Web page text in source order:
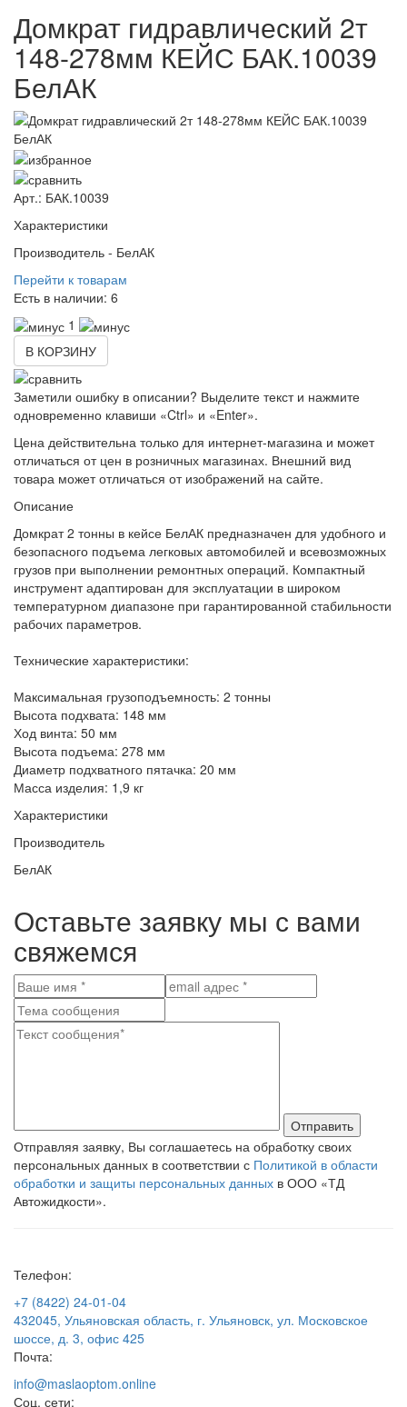
Домкрат гидравлический 2т
148-278мм КЕЙС БАК.10039
БелАК
Арт.: БАК.10039
Характеристики
Производитель - БелАК
Перейти к товарам
Есть в наличии: 6
1
В КОРЗИНУ
Заметили ошибку в описании? Выделите текст и нажмите
одновременно клавиши «Ctrl» и «Enter».
Цена действительна только для интернет-магазина и может
отличаться от цен в розничных магазинах. Внешний вид
товара может отличаться от изображений на сайте.
Описание
Домкрат 2 тонны в кейсе БелАК предназначен для удобного и
безопасного подъема легковых автомобилей и всевозможных
грузов при выполнении ремонтных операций. Компактный
инструмент адаптирован для эксплуатации в широком
температурном диапазоне при гарантированной стабильности
рабочих параметров.
Технические характеристики:
Максимальная грузоподъемность: 2 тонны
Высота подхвата: 148 мм
Ход винта: 50 мм
Высота подъема: 278 мм
Диаметр подхватного пятачка: 20 мм
Масса изделия: 1,9 кг
Характеристики
Производитель
БелАК
Оставьте заявку мы с вами
свяжемся
Отправить
Отправляя заявку, Вы соглашаетесь на обработку своих
персональных данных в соответствии с Политикой в области
обработки и защиты персональных данных в ООО «ТД
Автожидкости».
Телефон:
+7 (8422) 24-01-04
432045, Ульяновская область, г. Ульяновск, ул. Московское
шоссе, д. 3, офис 425
Почта:
info@maslaoptom.online
Соц. сети: